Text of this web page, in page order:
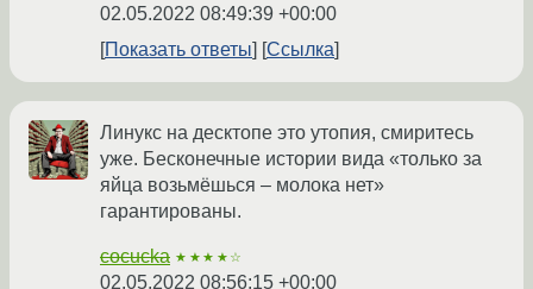
02.05.2022 08:49:39 +00:00
Показать ответы
Ссылка
Линукс на десктопе это утопия, смиритесь
уже. Бесконечные истории вида «только за
яйца возьмёшься – молока нет»
гарантированы.
cocucka ★★★★☆
02.05.2022 08:56:15 +00:00